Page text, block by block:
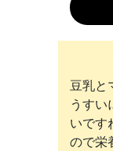
豆乳と
うすい
いです
ので栄